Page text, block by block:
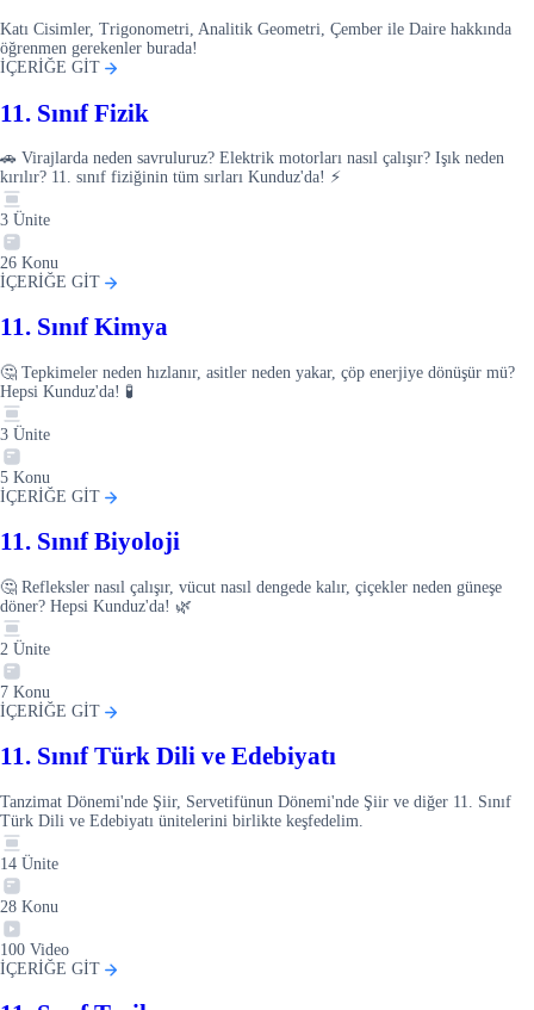
Katı Cisimler, Trigonometri, Analitik Geometri, Çember ile Daire hakkında
öğrenmen gerekenler burada!
İÇERİĞE GİT
11. Sınıf Fizik
🚗 Virajlarda neden savruluruz? Elektrik motorları nasıl çalışır? Işık neden
kırılır? 11. sınıf fiziğinin tüm sırları Kunduz'da! ⚡
3 Ünite
26 Konu
İÇERİĞE GİT
11. Sınıf Kimya
🤔 Tepkimeler neden hızlanır, asitler neden yakar, çöp enerjiye dönüşür mü?
Hepsi Kunduz'da! 🧪
3 Ünite
5 Konu
İÇERİĞE GİT
11. Sınıf Biyoloji
🤔 Refleksler nasıl çalışır, vücut nasıl dengede kalır, çiçekler neden güneşe
döner? Hepsi Kunduz'da! 🌿
2 Ünite
7 Konu
İÇERİĞE GİT
11. Sınıf Türk Dili ve Edebiyatı
Tanzimat Dönemi'nde Şiir, Servetifünun Dönemi'nde Şiir ve diğer 11. Sınıf
Türk Dili ve Edebiyatı ünitelerini birlikte keşfedelim.
14 Ünite
28 Konu
100 Video
İÇERİĞE GİT